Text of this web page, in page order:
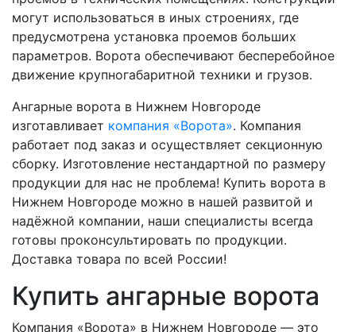
могут использоваться в иных строениях, где
предусмотрена установка проемов больших
параметров. Ворота обеспечивают бесперебойное
движение крупногабаритной техники и грузов.
Ангарные ворота в Нижнем Новгороде
изготавливает компания «Ворота». Компания
работает под заказ и осуществляет секционную
сборку. Изготовление нестандартной по размеру
продукции для нас не проблема! Купить ворота в
Нижнем Новгороде можно в нашей развитой и
надёжной компании, наши специалисты всегда
готовы проконсультировать по продукции.
Доставка товара по всей России!
Купить ангарные ворота
Компания «Ворота» в Нижнем Новгороде — это